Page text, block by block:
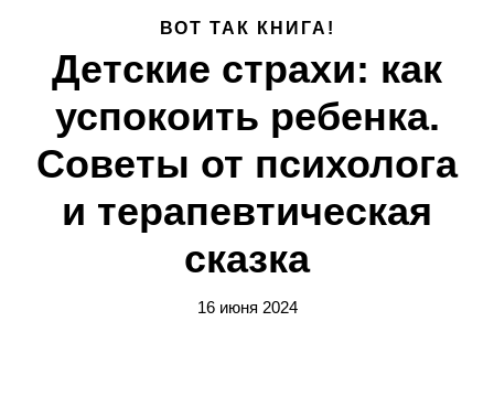
ВОТ ТАК КНИГА!
Детские страхи: как
успокоить ребенка.
Советы от психолога
и терапевтическая
сказка
16 июня 2024